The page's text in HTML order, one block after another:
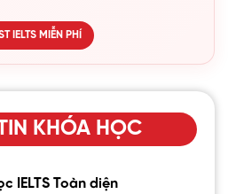
IELTS MIỄN PHÍ
KHÓA HỌC
IELTS Toàn diện